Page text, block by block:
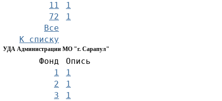
11
1
72
1
Все
К списку
УДА Администрации МО "г. Сарапул"
Фонд
Опись
1
1
2
1
3
1